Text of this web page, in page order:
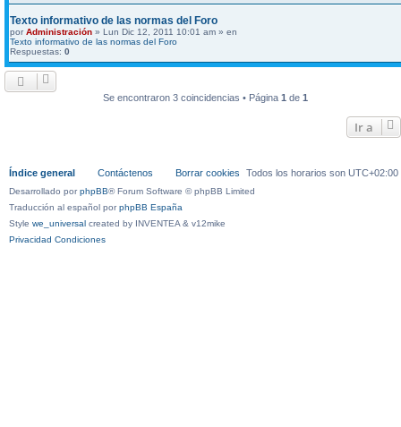
Texto informativo de las normas del Foro
por Administración » Lun Dic 12, 2011 10:01 am » en
Texto informativo de las normas del Foro
Respuestas: 0
Se encontraron 3 coincidencias • Página 1 de 1
Ir a
Índice general Contáctenos Borrar cookies Todos los horarios son UTC+02:00
Desarrollado porphpBB® Forum Software © phpBB Limited
Traducción al español porphpBB España
Style we_universal created by INVENTEA & v12mike
Privacidad Condiciones